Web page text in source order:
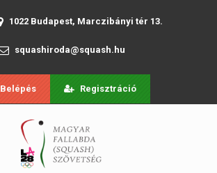
1022 Budapest, Marczibányi tér 13.
squashiroda@squash.hu
Belépés Regisztráció